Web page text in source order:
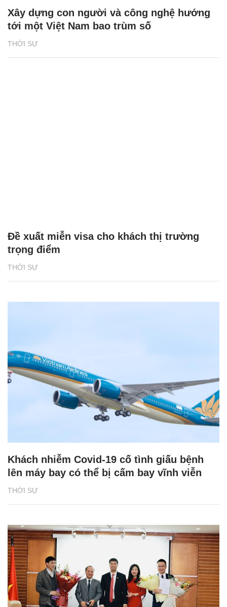
THỜI SỰ
Xây dựng con người và công nghệ hướng
tới một Việt Nam bao trùm số
THỜI SỰ
Đề xuất miễn visa cho khách thị trường
trọng điểm
THỜI SỰ
Khách nhiễm Covid-19 cố tình giấu bệnh
lên máy bay có thể bị cấm bay vĩnh viễn